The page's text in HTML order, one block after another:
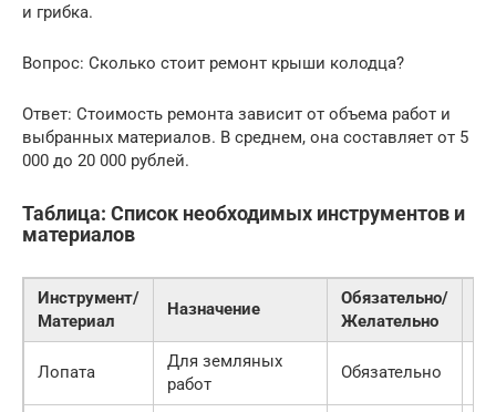
и грибка.
Вопрос: Сколько стоит ремонт крыши колодца?
Ответ: Стоимость ремонта зависит от объема работ и
выбранных материалов. В среднем, она составляет от 5
000 до 20 000 рублей.
Таблица: Список необходимых инструментов и
материалов
Инструмент/
Материал
Назначение
Обязательно/
Желательно
Лопата
Для земляных
работ
Обязательно